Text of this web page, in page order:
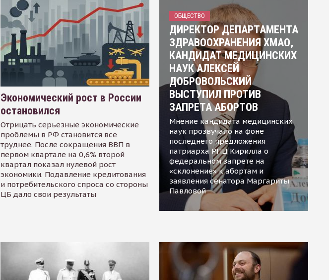
Экономический рост в России
остановился
Отрицать серьезные экономические
проблемы в РФ становится все
труднее. После сокращения ВВП в
первом квартале на 0,6% второй
квартал показал нулевой рост
экономики. Подавление кредитования
и потребительского спроса со стороны
ЦБ дало свои результаты
ОБЩЕСТВО
ДИРЕКТОР ДЕПАРТАМЕНТА
ЗДРАВООХРАНЕНИЯ ХМАО,
КАНДИДАТ МЕДИЦИНСКИХ
НАУК АЛЕКСЕЙ
ДОБРОВОЛЬСКИЙ
ВЫСТУПИЛ ПРОТИВ
ЗАПРЕТА АБОРТОВ
Мнение кандидата медицинских
наук прозвучало на фоне
последнего предложения
патриарха РПЦ Кирилла о
федеральном запрете на
«склонение» к абортам и
заявления сенатора Маргариты
Павловой